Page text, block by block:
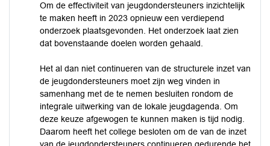
Om de effectiviteit van jeugdondersteuners inzichtelijk
te maken heeft in 2023 opnieuw een verdiepend
onderzoek plaatsgevonden. Het onderzoek laat zien
dat bovenstaande doelen worden gehaald.
Het al dan niet continueren van de structurele inzet van
de jeugdondersteuners moet zijn weg vinden in
samenhang met de te nemen besluiten rondom de
integrale uitwerking van de lokale jeugdagenda. Om
deze keuze afgewogen te kunnen maken is tijd nodig.
Daarom heeft het college besloten om de van de inzet